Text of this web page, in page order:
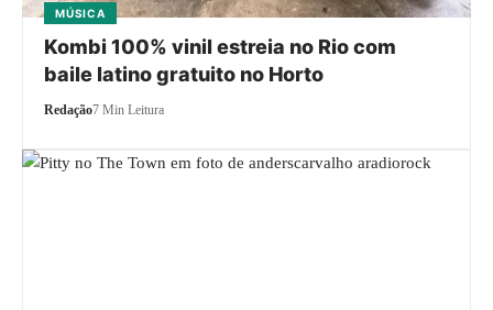
MÚSICA
Kombi 100% vinil estreia no Rio com
baile latino gratuito no Horto
Redação7 Min Leitura